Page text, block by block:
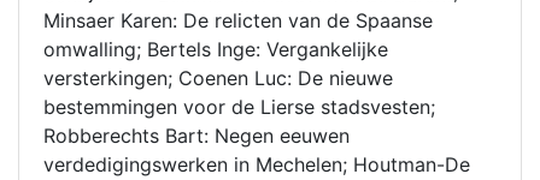
Minsaer Karen: De relicten van de Spaanse
omwalling; Bertels Inge: Vergankelijke
versterkingen; Coenen Luc: De nieuwe
bestemmingen voor de Lierse stadsvesten;
Robberechts Bart: Negen eeuwen
verdedigingswerken in Mechelen; Houtman-De